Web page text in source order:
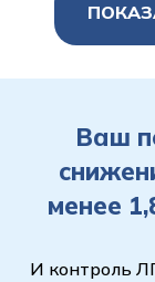
Ваш
менее
И контроль